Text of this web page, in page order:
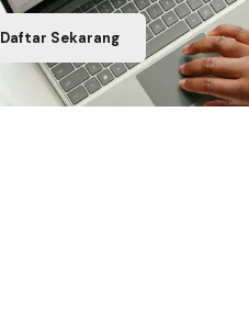
Daftar Sekarang